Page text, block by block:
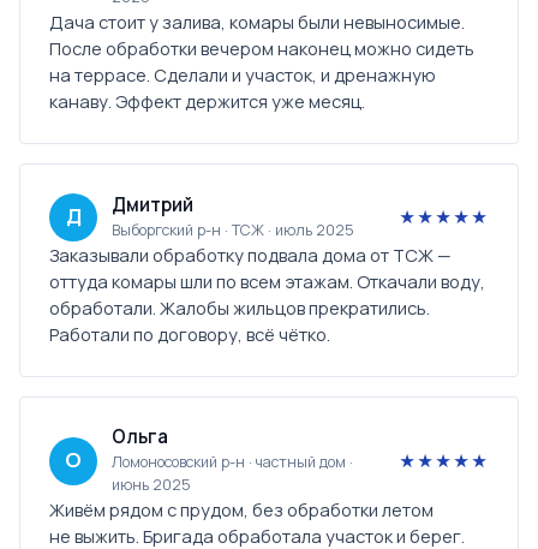
Дача стоит у залива, комары были невыносимые.
После обработки вечером наконец можно сидеть
на террасе. Сделали и участок, и дренажную
канаву. Эффект держится уже месяц.
Д Дмитрий
Выборгский р-н · ТСЖ · июль 2025
★★★★★
Заказывали обработку подвала дома от ТСЖ —
оттуда комары шли по всем этажам. Откачали воду,
обработали. Жалобы жильцов прекратились.
Работали по договору, всё чётко.
О
Ольга
Ломоносовский р-н · частный дом ·
июнь 2025
★★★★★
Живём рядом с прудом, без обработки летом
не выжить. Бригада обработала участок и берег.